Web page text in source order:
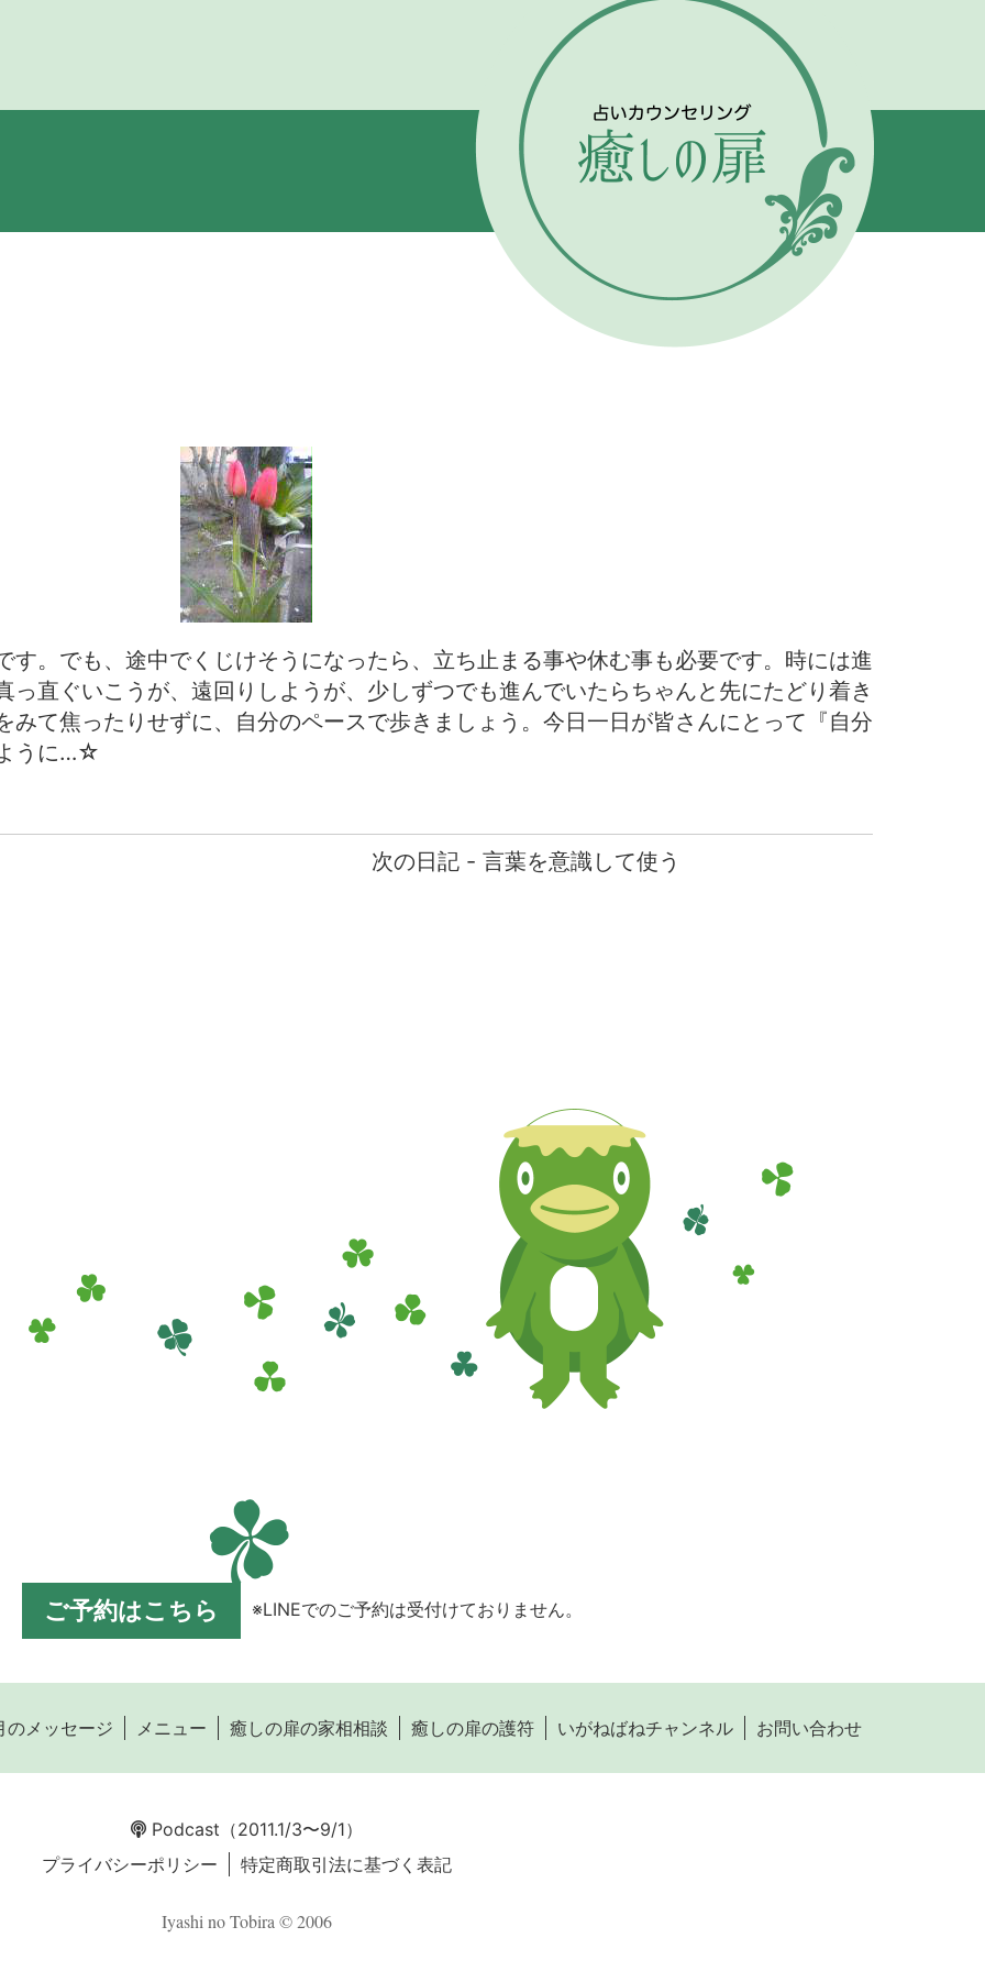
す。でも、途中でくじけそうになったら、立ち止まる事や休む事も必要です。時には進
っ直ぐいこうが、遠回りしようが、少しずつでも進んでいたらちゃんと先にたどり着き
みて焦ったりせずに、自分のペースで歩きましょう。今日一日が皆さんにとって『自分
うに…☆
次の日記 - 言葉を意識して使う
ご予約はこちら ※LINEでのご予約は受付けておりません。
のメッセージ メニュー 癒しの扉の家相相談 癒しの扉の護符 いがねばねチャンネル お問い合わせ
Podcast （2011.1/3〜9/1）
プライバシーポリシー 特定商取引法に基づく表記
Iyashi no Tobira © 2006